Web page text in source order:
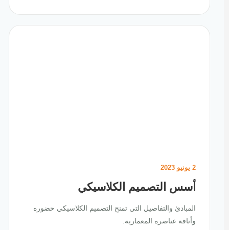
أسس التصميم الكلاسيكي
المبادئ والتفاصيل التي تمنح التصميم الكلاسيكي حضوره
وأناقة عناصره المعمارية.